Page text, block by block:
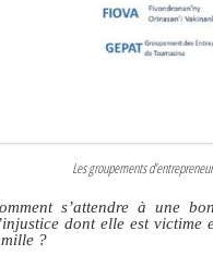
Les groupements
s’attendre à une
dont elle est
?